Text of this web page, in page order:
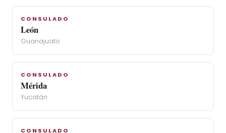
CONSULADO
León
Guanajuato
CONSULADO
Mérida
Yucatán
CONSULADO